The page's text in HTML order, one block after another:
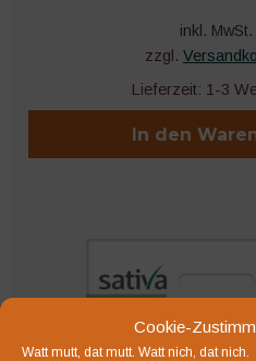
Cookie-
Watt mutt, dat mutt. Watt nich, dat nich.
inkl. MwSt.
zzgl.
Lieferzeit: 1-3
In den